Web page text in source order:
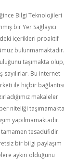
Bilgi Teknolojileri
bir Yer Sağlayıcı
içerikleri proaktif
bulunmamaktadır.
taşımakta olup,
Bu internet
ile hiçbir bağlantısı
makaleler
niteliği taşımamakta
yapılmamaktadır.
tesadüfidir.
bir bilgi paylaşım
aykırı olduğunu